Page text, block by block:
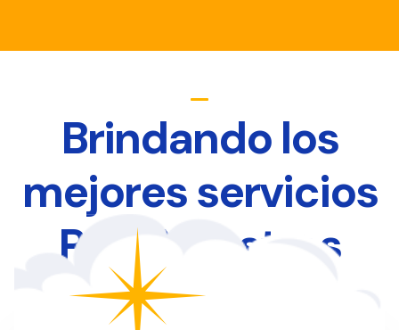
Brindando los
mejores servicios
Para Nuestros
Clientes